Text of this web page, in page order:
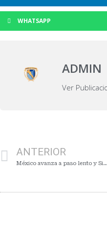
WHATSAPP
ADMIN
Ver
ANTERIOR
México avanza a paso lento y Sinaloa resiente el freno económico. Econo-SIN. 42